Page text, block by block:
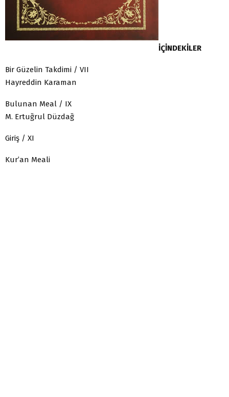
İÇİNDEKİLER
Bir Güzelin Takdimi / VII
Hayreddin Karaman
Bulunan Meal / IX
M. Ertuğrul Düzdağ
Giriş / XI
Kur’an Meali